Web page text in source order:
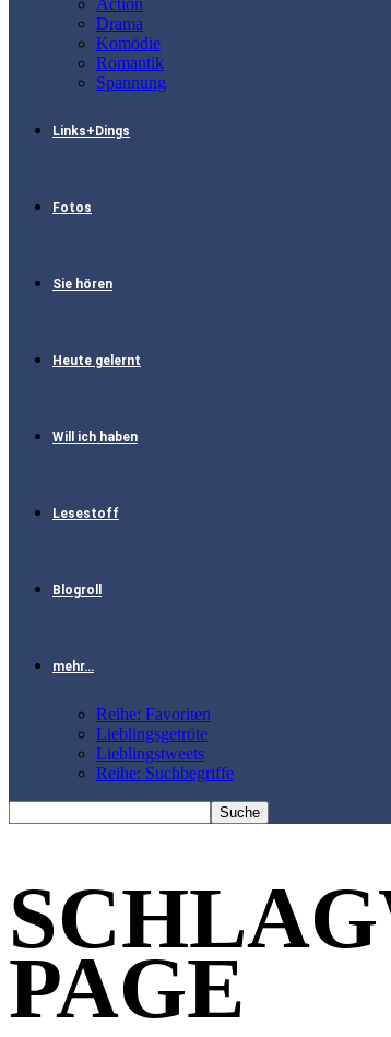
Action
Drama
Komödie
Romantik
Spannung
Links+Dings
Fotos
Sie hören
Heute gelernt
Will ich haben
Lesestoff
Blogroll
mehr…
Reihe: Favoriten
Lieblingsgetröte
Lieblingstweets
Reihe: Suchbegriffe
PAGE